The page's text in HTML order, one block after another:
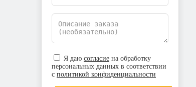
Я даю согласие на обработку
персональных данных в соответствии
с политикой конфиденциальности